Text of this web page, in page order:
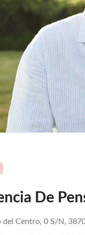
De
del Centro, 0 S/N,